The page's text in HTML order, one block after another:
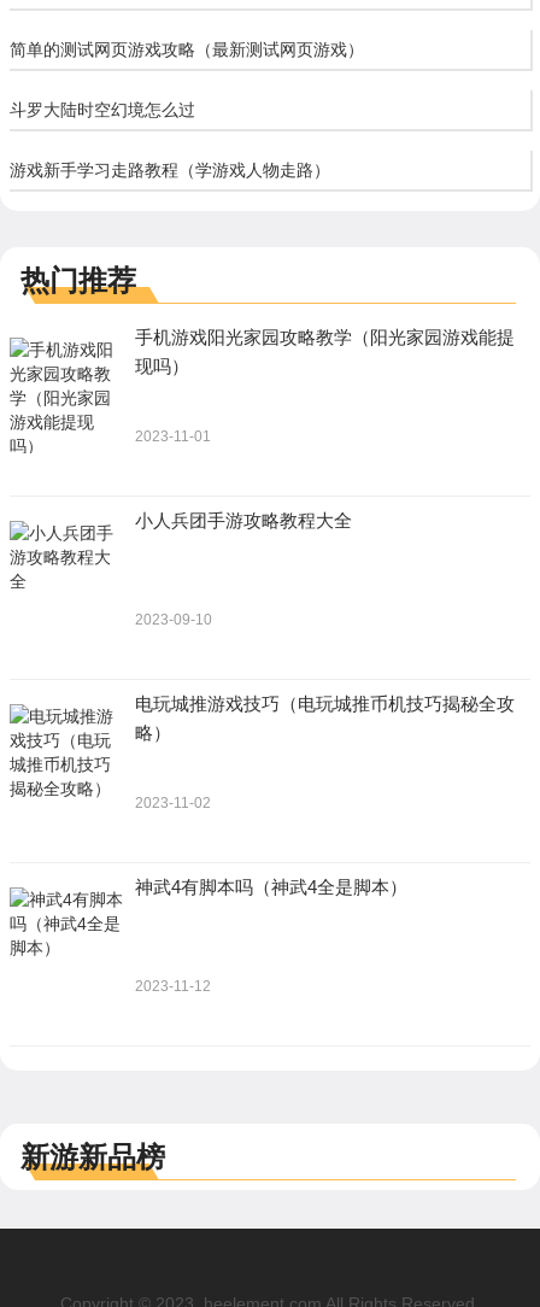
简单的测试网页游戏攻略（最新测试网页游戏）
斗罗大陆时空幻境怎么过
游戏新手学习走路教程（学游戏人物走路）
热门推荐
手机游戏阳光家园攻略教学（阳光家园游戏能提
现吗）
2023-11-01
小人兵团手游攻略教程大全
2023-09-10
电玩城推游戏技巧（电玩城推币机技巧揭秘全攻
略）
2023-11-02
神武4有脚本吗（神武4全是脚本）
2023-11-12
新游新品榜